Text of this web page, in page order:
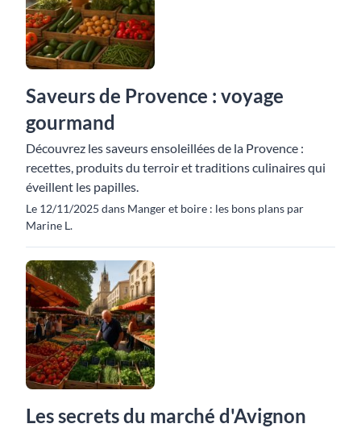
Saveurs de Provence : voyage
gourmand
Découvrez les saveurs ensoleillées de la Provence :
recettes, produits du terroir et traditions culinaires qui
éveillent les papilles.
Le 12/11/2025 dans Manger et boire : les bons plans par
Marine L.
Les secrets du marché d'Avignon